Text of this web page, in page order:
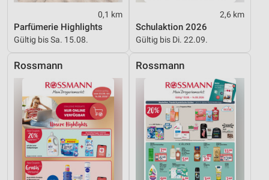
0,1 km
Parfümerie Highlights
Gültig bis Sa. 15.08.
2,6 km
Schulaktion 2026
Gültig bis Di. 22.09.
Rossmann Rossmann